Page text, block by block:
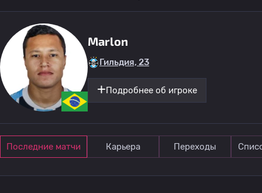
Marlon
Гильдия, 23
Подробнее об игроке
Последние матчи Карьера Переходы